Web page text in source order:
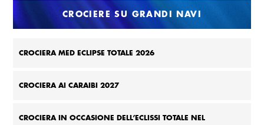
CROCIERE SU GRANDI NAVI
CROCIERA MED ECLIPSE TOTALE 2026
CROCIERA AI CARAIBI 2027
CROCIERA IN OCCASIONE DELL’ECLISSI TOTALE NEL